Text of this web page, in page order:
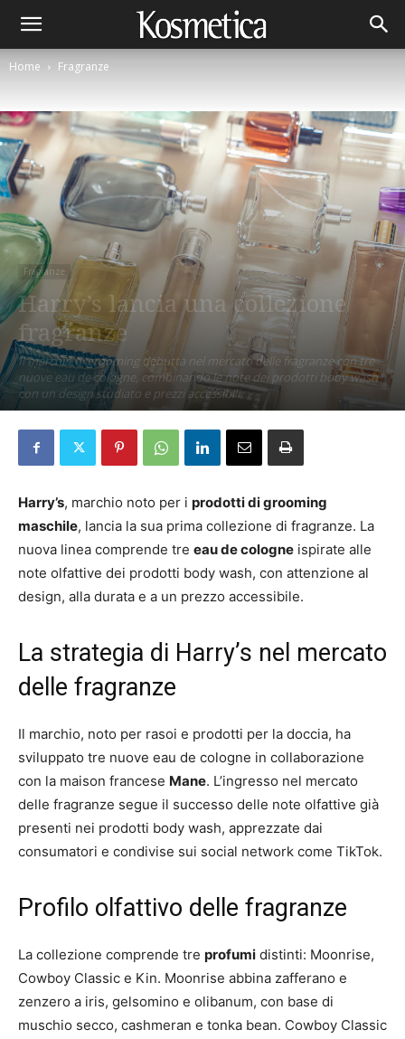
Home Fragranze
Fragranze
Harry’s lancia una collezione
fragranze
Il marchio di grooming debutta nel mercato delle fragranze con tre
nuove eau de cologne, combinando le note dei prodotti body wash
con un design studiato e prezzi accessibili
Harry’s, marchio noto per i prodotti di grooming
maschile, lancia la sua prima collezione di fragranze. La
nuova linea comprende tre eau de cologne ispirate alle
note olfattive dei prodotti body wash, con attenzione al
design, alla durata e a un prezzo accessibile.
La strategia di Harry’s nel mercato
delle fragranze
Il marchio, noto per rasoi e prodotti per la doccia, ha
sviluppato tre nuove eau de cologne in collaborazione
con la maison francese Mane. L’ingresso nel mercato
delle fragranze segue il successo delle note olfattive già
presenti nei prodotti body wash, apprezzate dai
consumatori e condivise sui social network come TikTok.
Profilo olfattivo delle fragranze
La collezione comprende tre profumi distinti: Moonrise,
Cowboy Classic e Kin. Moonrise abbina zafferano e
zenzero a iris, gelsomino e olibanum, con base di
muschio secco, cashmeran e tonka bean. Cowboy Classic